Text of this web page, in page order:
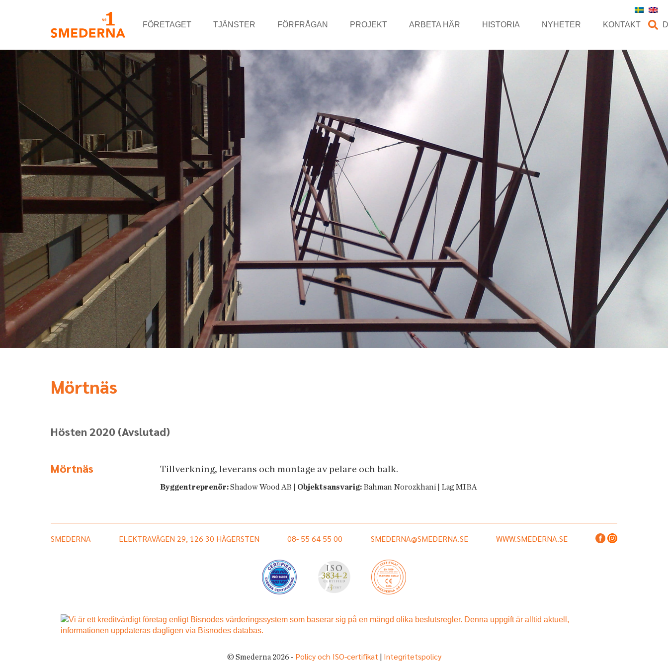
FÖRETAGET TJÄNSTER FÖRFRÅGAN PROJEKT ARBETA HÄR HISTORIA NYHETER KONTAKT
Mörtnäs
Hösten 2020 (Avslutad)
Mörtnäs Tillverkning, leverans och montage av pelare och balk.
Byggentreprenör:Shadow Wood AB | Objektsansvarig: Bahman Norozkhani | Lag MIBA
SMEDERNA ELEKTRAVÄGEN 29, 126 30 HÄGERSTEN 08- 55 64 55 00 SMEDERNA@SMEDERNA.SE WWW.SMEDERNA.SE
© Smederna 2026 - Policy och ISO-certifikat Integritetspolicy